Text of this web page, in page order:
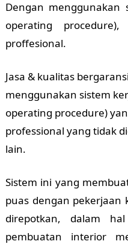
Dengan menggunakan
operating
proffesional.
Jasa & kualitas
menggunakan sistem
operating procedure)
professional yang tidak
lain.
Sistem ini yang
puas dengan pekerjaan
direpotkan, dalam
pembuatan interior